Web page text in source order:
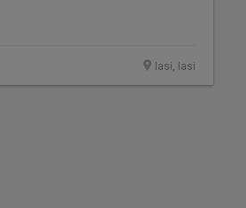
Iasi, Iasi